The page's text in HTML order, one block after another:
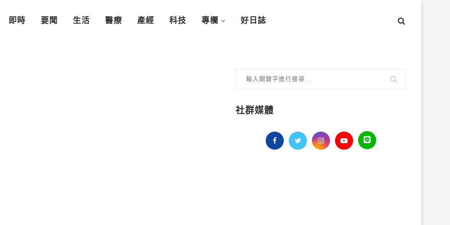
即時 要聞 生活 醫療 產經 科技 專欄 好日誌
社群媒體